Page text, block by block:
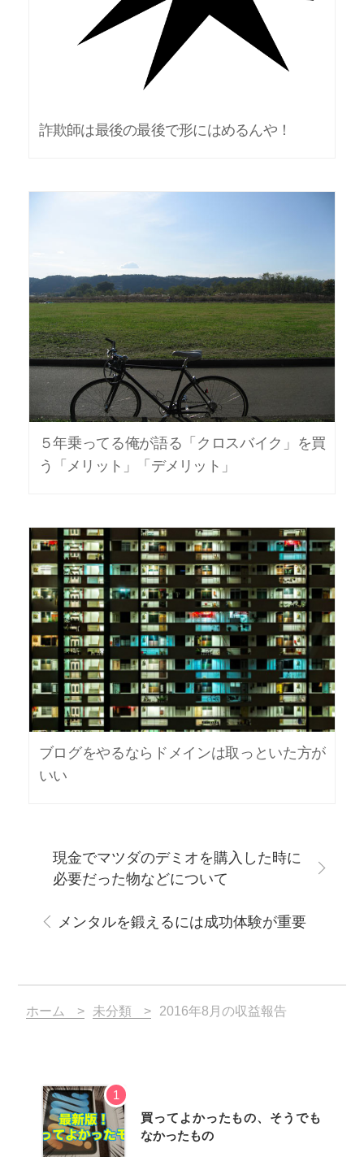
詐欺師は最後の最後で形にはめるんや！
５年乗ってる俺が語る「クロスバイク」を買
う「メリット」「デメリット」
ブログをやるならドメインは取っといた方が
いい
メンタルを鍛えるには成功体験が重要
現金でマツダのデミオを購入した時に
必要だった物などについて
ホーム 未分類 2016年8月の収益報告
1
買ってよかったもの、そうでも
なかったもの